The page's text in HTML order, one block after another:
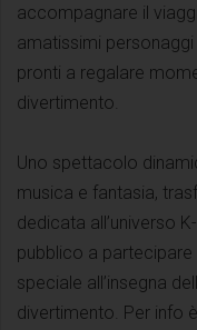
accompagnare il
amatissimi
pronti a regalare
divertimento.
Uno spettacolo
musica e fantasia,
dedicata all’universo
pubblico a
speciale all’insegna
divertimento. Per info